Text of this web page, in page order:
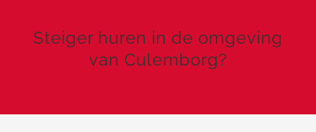
Steiger huren in de omgeving
van Culemborg?